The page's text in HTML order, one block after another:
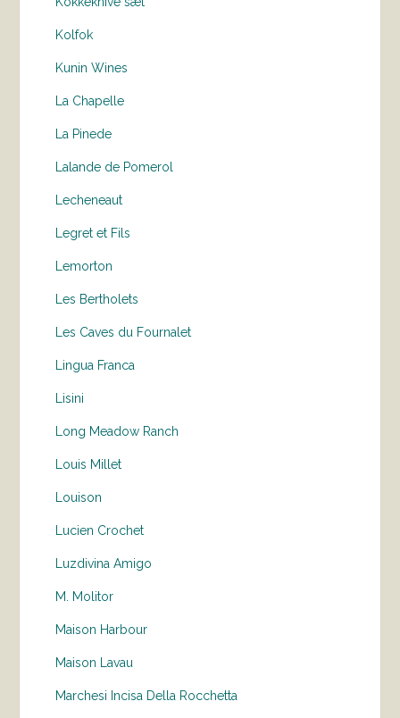
Kolfok
Kunin Wines
La Chapelle
La Pinede
Lalande de Pomerol
Lecheneaut
Legret et Fils
Lemorton
Les Bertholets
Les Caves du Fournalet
Lingua Franca
Lisini
Long Meadow Ranch
Louis Millet
Louison
Lucien Crochet
Luzdivina Amigo
M. Molitor
Maison Harbour
Maison Lavau
Marchesi Incisa Della Rocchetta